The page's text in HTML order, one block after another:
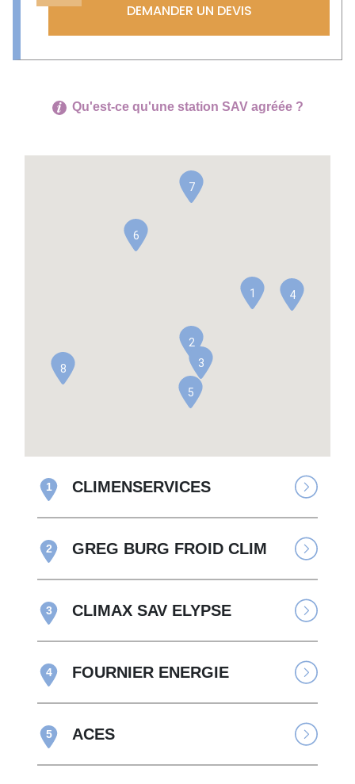
DEMANDER UN DEVIS
Qu'est-ce qu'une station SAV agréée ?
1
2
3
4
5
6
7
8
1 CLIMENSERVICES
2 GREG BURG FROID CLIM
3 CLIMAX SAV ELYPSE
4 FOURNIER ENERGIE
5 ACES